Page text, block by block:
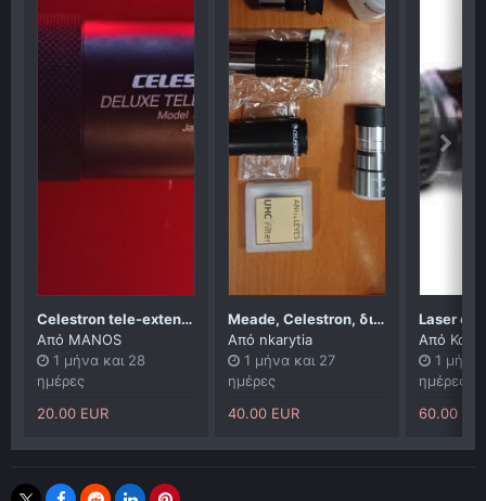
Celestron tele-extender deluxe
Από MANOS
1 μήνα και 28
ημέρες
20.00 EUR
Meade, Celestron, διάφορα προσοφθάλμια, ισημερινή στήριξη
Από nkarytia
1 μήνα και 27
ημέρες
40.00 EUR
Από
1 μήνα
ημέρες
60.00